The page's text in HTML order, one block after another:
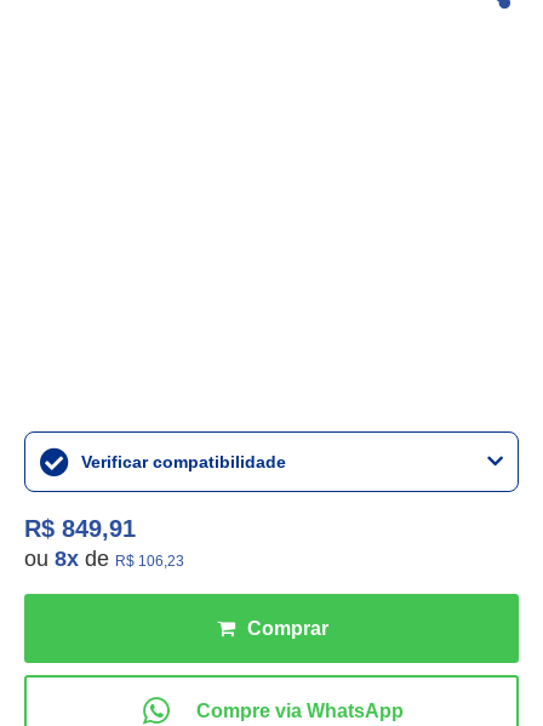
Verificar compatibilidade
R$ 849,91
ou 8x de R$ 106,23